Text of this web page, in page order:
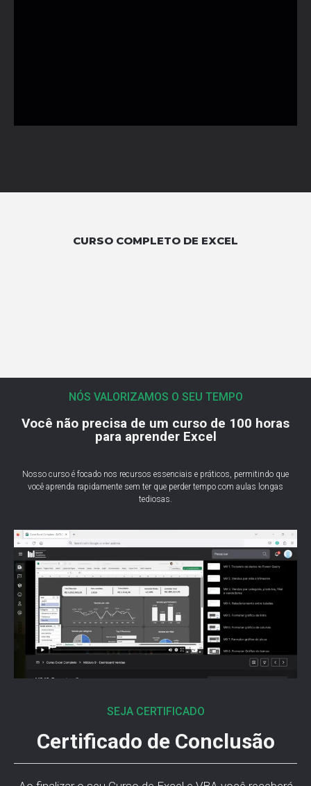
CURSO COMPLETO DE EXCEL
NÓS VALORIZAMOS O SEU TEMPO
Você não precisa de um curso de 100 horas
para aprender Excel
Nosso curso é focado nos recursos essenciais e práticos, permitindo que
você aprenda rapidamente sem ter que perder tempo com aulas longas
tediosas.
SEJA CERTIFICADO
Certificado de Conclusão